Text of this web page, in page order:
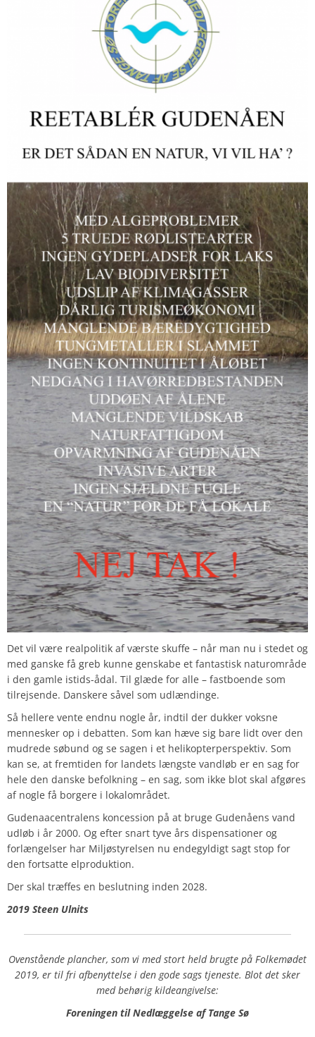
Det vil være realpolitik af værste skuffe – når man nu i stedet og
med ganske få greb kunne genskabe et fantastisk naturområde
i den gamle istids-ådal. Til glæde for alle – fastboende som
tilrejsende. Danskere såvel som udlændinge.
Så hellere vente endnu nogle år, indtil der dukker voksne
mennesker op i debatten. Som kan hæve sig bare lidt over den
mudrede søbund og se sagen i et helikopterperspektiv. Som
kan se, at fremtiden for landets længste vandløb er en sag for
hele den danske befolkning – en sag, som ikke blot skal afgøres
af nogle få borgere i lokalområdet.
Gudenaacentralens koncession på at bruge Gudenåens vand
udløb i år 2000. Og efter snart tyve års dispensationer og
forlængelser har Miljøstyrelsen nu endegyldigt sagt stop for
den fortsatte elproduktion.
Der skal træffes en beslutning inden 2028.
2019 Steen Ulnits
Ovenstående plancher, som vi med stort held brugte på Folkemødet
2019, er til fri afbenyttelse i den gode sags tjeneste. Blot det sker
med behørig kildeangivelse:
Foreningen til Nedlæggelse af Tange Sø